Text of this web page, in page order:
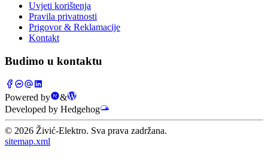
Uvjeti korištenja
Pravila privatnosti
Prigovor & Reklamacije
Kontakt
Budimo u kontaktu
Powered by
&
Developed by Hedgehog
© 2026 Živić-Elektro. Sva prava zadržana.
sitemap.xml